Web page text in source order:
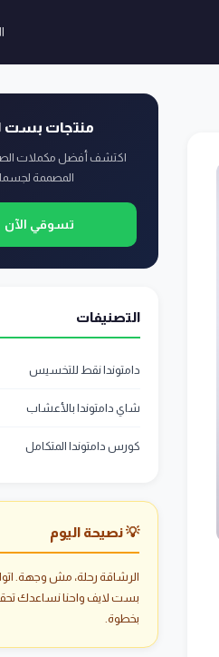
منتجات بست
اكتشف أفضل مكملات
المصممة
تسوقي
التصنيفات
دامتوندا نقط للتخسيس
شاي دامتوندا بالأعشاب
كورس دامتوندا المتكامل
💡 نصيحة اليوم
الرشاقة رحلة، مش وجهة.
بست لايف واحنا نساعدك
بخطوة.